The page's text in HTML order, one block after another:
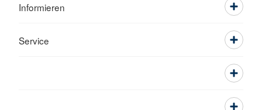
Informieren
Service